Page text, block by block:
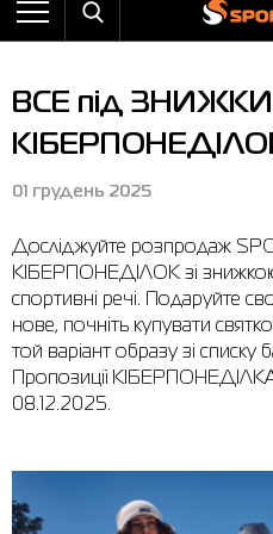
Назад
Штани
Вітрівки
Жилети
Комбінезони
Костюми
Купальники
Куртки
Сукні
Назад
Кросівки
Пляжне взуття
Напівчеревики
Сандалі
Чоботи
Назад
Бейсболки та панами
Бокс
Гірськолижний інвентар
М'ячі
Шкарпетки
Рукавиці
Плавання
Доглядові засоби
Назад
Arena
Asics
Columbia
Evoids
Jack Wolfskin
Larum
New Balance
Radder
Назад
Бра
Штани
Вітрівки
Костюми
Куртки
Легінси
Толстовки
Кросівки
Назад
Повернення та обмін
Гарантія на товари
Магазини
Контакт центр
Програма лояльності
Часті питання (FAQ)
Новини
ВСЕ під
01 грудень 2025
Досліджуйте розпродаж
КІБЕРПОНЕДІЛОК зі знижкою
спортивні речі. Подаруйте
нове, почніть купувати
той варіант образу зі списку
Пропозиції КІБЕРПОНЕДІЛКА
08.12.2025.